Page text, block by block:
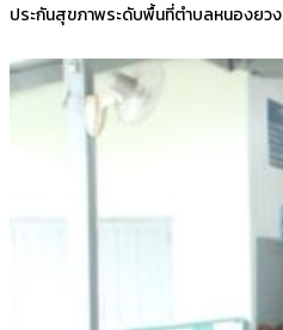
ประกันสุขภาพระดับพื้นที่ตำบลหนองยวง